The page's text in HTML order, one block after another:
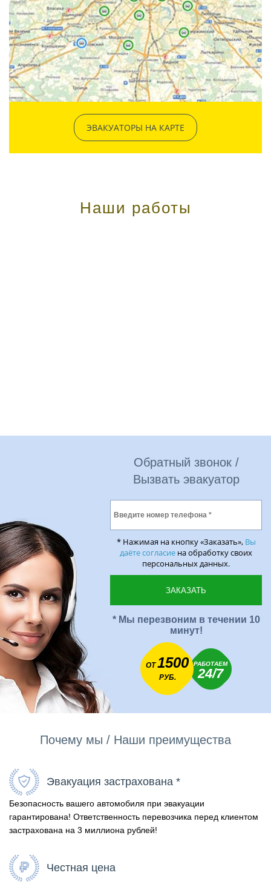
ЭВАКУАТОРЫ НА КАРТЕ
Наши работы
Обратный звонок /
Вызвать эвакуатор
* Нажимая на кнопку «Заказать», Вы
даёте согласие на обработку своих
персональных данных.
* Мы перезвоним в течении 10
минут!
ОТ1500
РУБ.
РАБОТАЕМ
24/7
Почему мы / Наши преимущества
Эвакуация застрахована *
Безопасность вашего автомобиля при эвакуации
гарантирована! Ответственность перевозчика перед клиентом
застрахована на 3 миллиона рублей!
Честная цена